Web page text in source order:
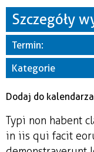
Szczegóły
Termin:
Kategorie
Dodaj do
Typi non habent
in iis qui facit